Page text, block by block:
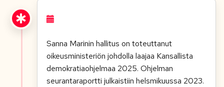
Sanna Marinin hallitus on toteuttanut
oikeusministeriön johdolla laajaa Kansallista
demokratiaohjelmaa 2025. Ohjelman
seurantaraportti julkaistiin helsmikuussa 2023.